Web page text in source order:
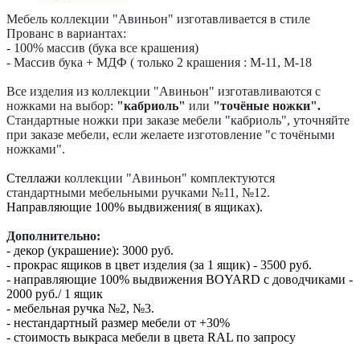
Мебель коллекции "Авиньон" изготавливается в стиле
Прованс в вариантах:
- 100% массив (бука все крашения)
- Массив бука + МДФ ( только 2 крашения : M-11, M-18
Все изделия из коллекции "Авиньон" изготавливаются с
ножками на выбор: "кабриоль" или "точёные ножки".
Стандартные ножки при заказе мебели "кабриоль", уточняйте
при заказе мебели, если желаете изготовление "с точёными
ножками".
Стеллажи коллекции "Авиньон" комплектуются
стандартными мебельными ручками №11, №12.
Направляющие 100% выдвижения( в ящиках).
Дополнительно:
- декор (украшение): 3000 руб.
- прокрас ящиков в цвет изделия (за 1 ящик) - 3500 руб.
- направляющие 100% выдвижения BOYARD с доводчиками -
2000 руб./ 1 ящик
- мебельная ручка №2, №3.
- нестандартный размер мебели от +30%
- стоимость выкраса мебели в цвета RAL по запросу